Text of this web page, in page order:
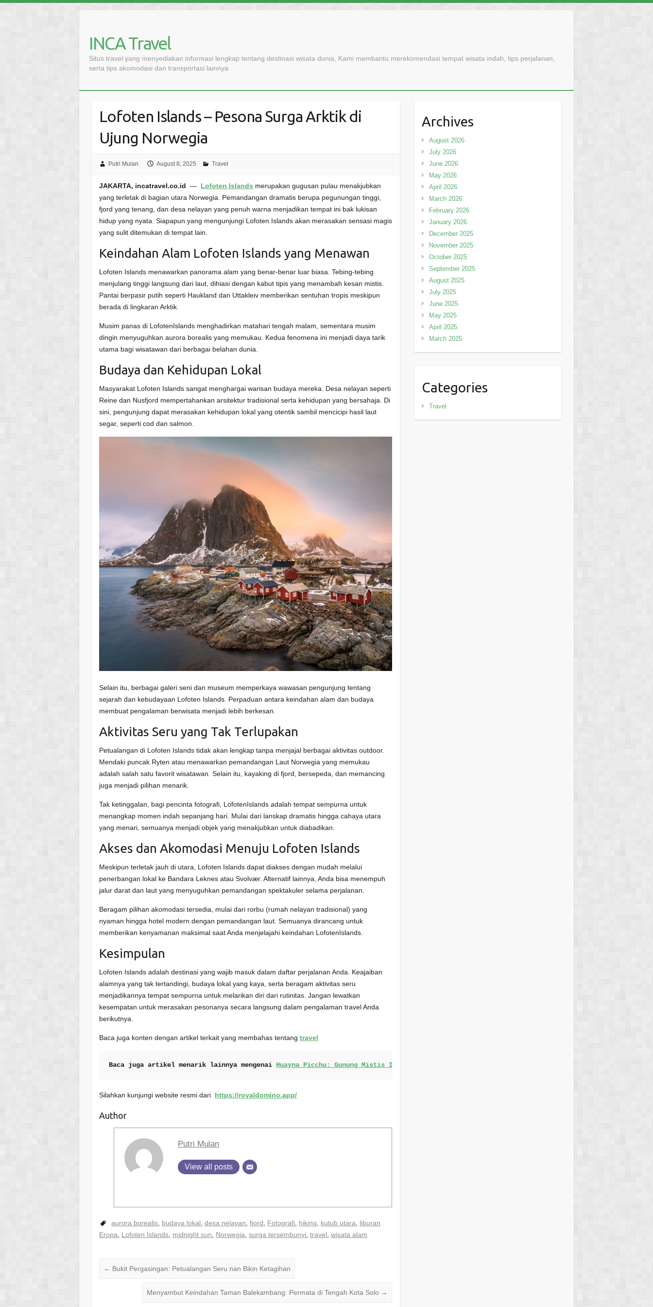
content
INCA Travel
Situs travel yang menyediakan informasi lengkap tentang destinasi wisata dunia, Kami membantu merekomendasi tempat wisata indah, tips perjalanan,
serta tips akomodasi dan transportasi lainnya.
Lofoten Islands – Pesona Surga Arktik di
Ujung Norwegia
Putri Mulan August 8, 2025 Travel
JAKARTA, incatravel.co.id — Lofoten Islands merupakan gugusan pulau menakjubkan
yang terletak di bagian utara Norwegia. Pemandangan dramatis berupa pegunungan tinggi,
fjord yang tenang, dan desa nelayan yang penuh warna menjadikan tempat ini bak lukisan
hidup yang nyata. Siapapun yang mengunjungi Lofoten Islands akan merasakan sensasi magis
yang sulit ditemukan di tempat lain.
Keindahan Alam Lofoten Islands yang Menawan
Lofoten Islands menawarkan panorama alam yang benar-benar luar biasa. Tebing-tebing
menjulang tinggi langsung dari laut, dihiasi dengan kabut tipis yang menambah kesan mistis.
Pantai berpasir putih seperti Haukland dan Uttakleiv memberikan sentuhan tropis meskipun
berada di lingkaran Arktik.
Musim panas di LofotenIslands menghadirkan matahari tengah malam, sementara musim
dingin menyuguhkan aurora borealis yang memukau. Kedua fenomena ini menjadi daya tarik
utama bagi wisatawan dari berbagai belahan dunia.
Budaya dan Kehidupan Lokal
Masyarakat Lofoten Islands sangat menghargai warisan budaya mereka. Desa nelayan seperti
Reine dan Nusfjord mempertahankan arsitektur tradisional serta kehidupan yang bersahaja. Di
sini, pengunjung dapat merasakan kehidupan lokal yang otentik sambil mencicipi hasil laut
segar, seperti cod dan salmon.
Selain itu, berbagai galeri seni dan museum memperkaya wawasan pengunjung tentang
sejarah dan kebudayaan Lofoten Islands. Perpaduan antara keindahan alam dan budaya
membuat pengalaman berwisata menjadi lebih berkesan.
Aktivitas Seru yang Tak Terlupakan
Petualangan di Lofoten Islands tidak akan lengkap tanpa menjajal berbagai aktivitas outdoor.
Mendaki puncak Ryten atau menawarkan pemandangan Laut Norwegia yang memukau
adalah salah satu favorit wisatawan. Selain itu, kayaking di fjord, bersepeda, dan memancing
juga menjadi pilihan menarik.
Tak ketinggalan, bagi pencinta fotografi, LofotenIslands adalah tempat sempurna untuk
menangkap momen indah sepanjang hari. Mulai dari lanskap dramatis hingga cahaya utara
yang menari, semuanya menjadi objek yang menakjubkan untuk diabadikan.
Akses dan Akomodasi Menuju Lofoten Islands
Meskipun terletak jauh di utara, Lofoten Islands dapat diakses dengan mudah melalui
penerbangan lokal ke Bandara Leknes atau Svolvær. Alternatif lainnya, Anda bisa menempuh
jalur darat dan laut yang menyuguhkan pemandangan spektakuler selama perjalanan.
Beragam pilihan akomodasi tersedia, mulai dari rorbu (rumah nelayan tradisional) yang
nyaman hingga hotel modern dengan pemandangan laut. Semuanya dirancang untuk
memberikan kenyamanan maksimal saat Anda menjelajahi keindahan LofotenIslands.
Kesimpulan
Lofoten Islands adalah destinasi yang wajib masuk dalam daftar perjalanan Anda. Keajaiban
alamnya yang tak tertandingi, budaya lokal yang kaya, serta beragam aktivitas seru
menjadikannya tempat sempurna untuk melarikan diri dari rutinitas. Jangan lewatkan
kesempatan untuk merasakan pesonanya secara langsung dalam pengalaman travel Anda
berikutnya.
Baca juga konten dengan artikel terkait yang membahas tentangtravel
Baca juga artikel menarik lainnya mengenai Huayna Picchu: Gunung Mistis Inca yang Wajib Dijelajahi
Silahkan kunjungi website resmi dari https://royaldomino.app/
Author
Putri Mulan
View all posts
aurora borealis, budaya lokal,desa nelayan,fjord, Fotografi, hiking, kutub utara, liburan
Eropa, Lofoten Islands, midnight sun, Norwegia,surga tersembunyi,travel,wisata alam
← Bukit Pergasingan: Petualangan Seru nan Bikin Ketagihan
Menyambut Keindahan Taman Balekambang: Permata di Tengah Kota Solo →
Archives
August 2026
July 2026
June 2026
May 2026
April 2026
March 2026
February 2026
January 2026
December 2025
November 2025
October 2025
September 2025
August 2025
July 2025
June 2025
May 2025
April 2025
March 2025
Categories
Travel